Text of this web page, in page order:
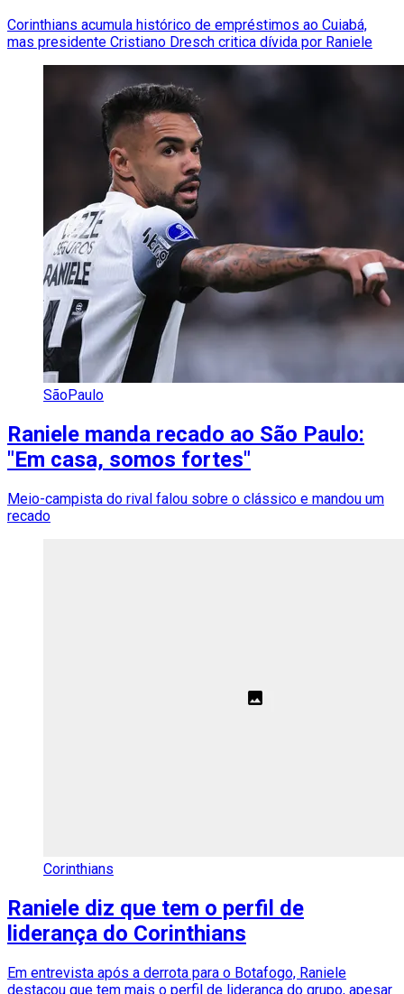
Corinthians acumula histórico de empréstimos ao Cuiabá,
mas presidente Cristiano Dresch critica dívida por Raniele
SãoPaulo
Raniele manda recado ao São Paulo:
"Em casa, somos fortes"
Meio-campista do rival falou sobre o clássico e mandou um
recado
Corinthians
Raniele diz que tem o perfil de
liderança do Corinthians
Em entrevista após a derrota para o Botafogo, Raniele
destacou que tem mais o perfil de liderança do grupo, apesar